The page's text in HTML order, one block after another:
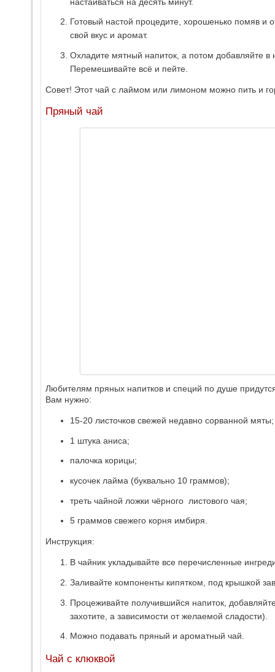
Готовый настой процедите, хорошенько помяв и
свой вкус и аромат.
Охладите мятный напиток, а потом добавляйте
Перемешивайте всё и пейте.
Совет! Этот чай с лаймом или лимоном можно пить и
Пряный чай
Любителям пряных напитков и специй по душе
Вам нужно:
15-20 листочков свежей недавно сорванной мяты;
1 штука аниса;
палочка корицы;
кусочек лайма (буквально 10 граммов);
треть чайной ложки чёрного листового чая;
5 граммов свежего корня имбиря.
Инструкция:
В чайник укладывайте все перечисленные
Заливайте компоненты кипятком, под крышкой
Процеживайте получившийся напиток,
захотите, а зависимости от желаемой сладости).
Можно подавать пряный и ароматный чай.
Чай с клюквой